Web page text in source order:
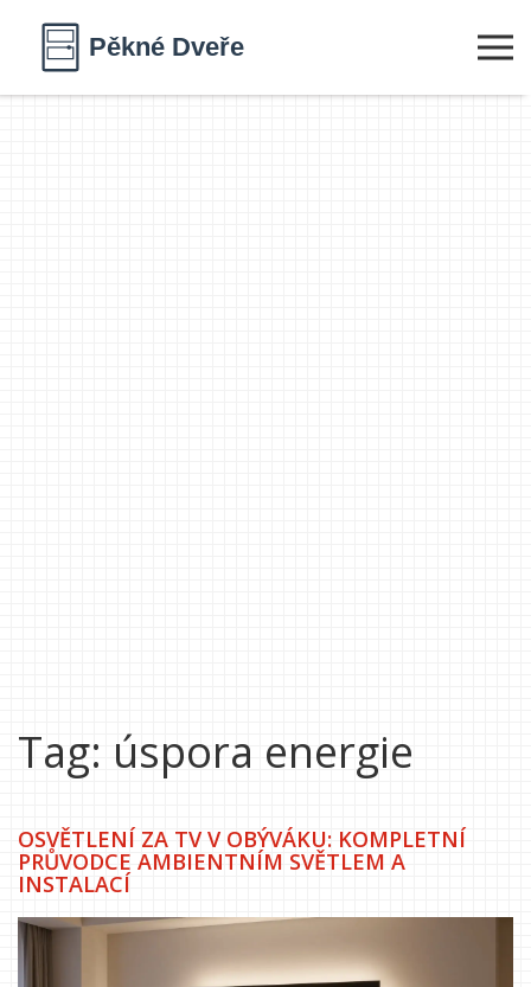
Tag: úspora energie
OSVĚTLENÍ ZA TV V OBÝVÁKU: KOMPLETNÍ
PRŮVODCE AMBIENTNÍM SVĚTLEM A
INSTALACÍ